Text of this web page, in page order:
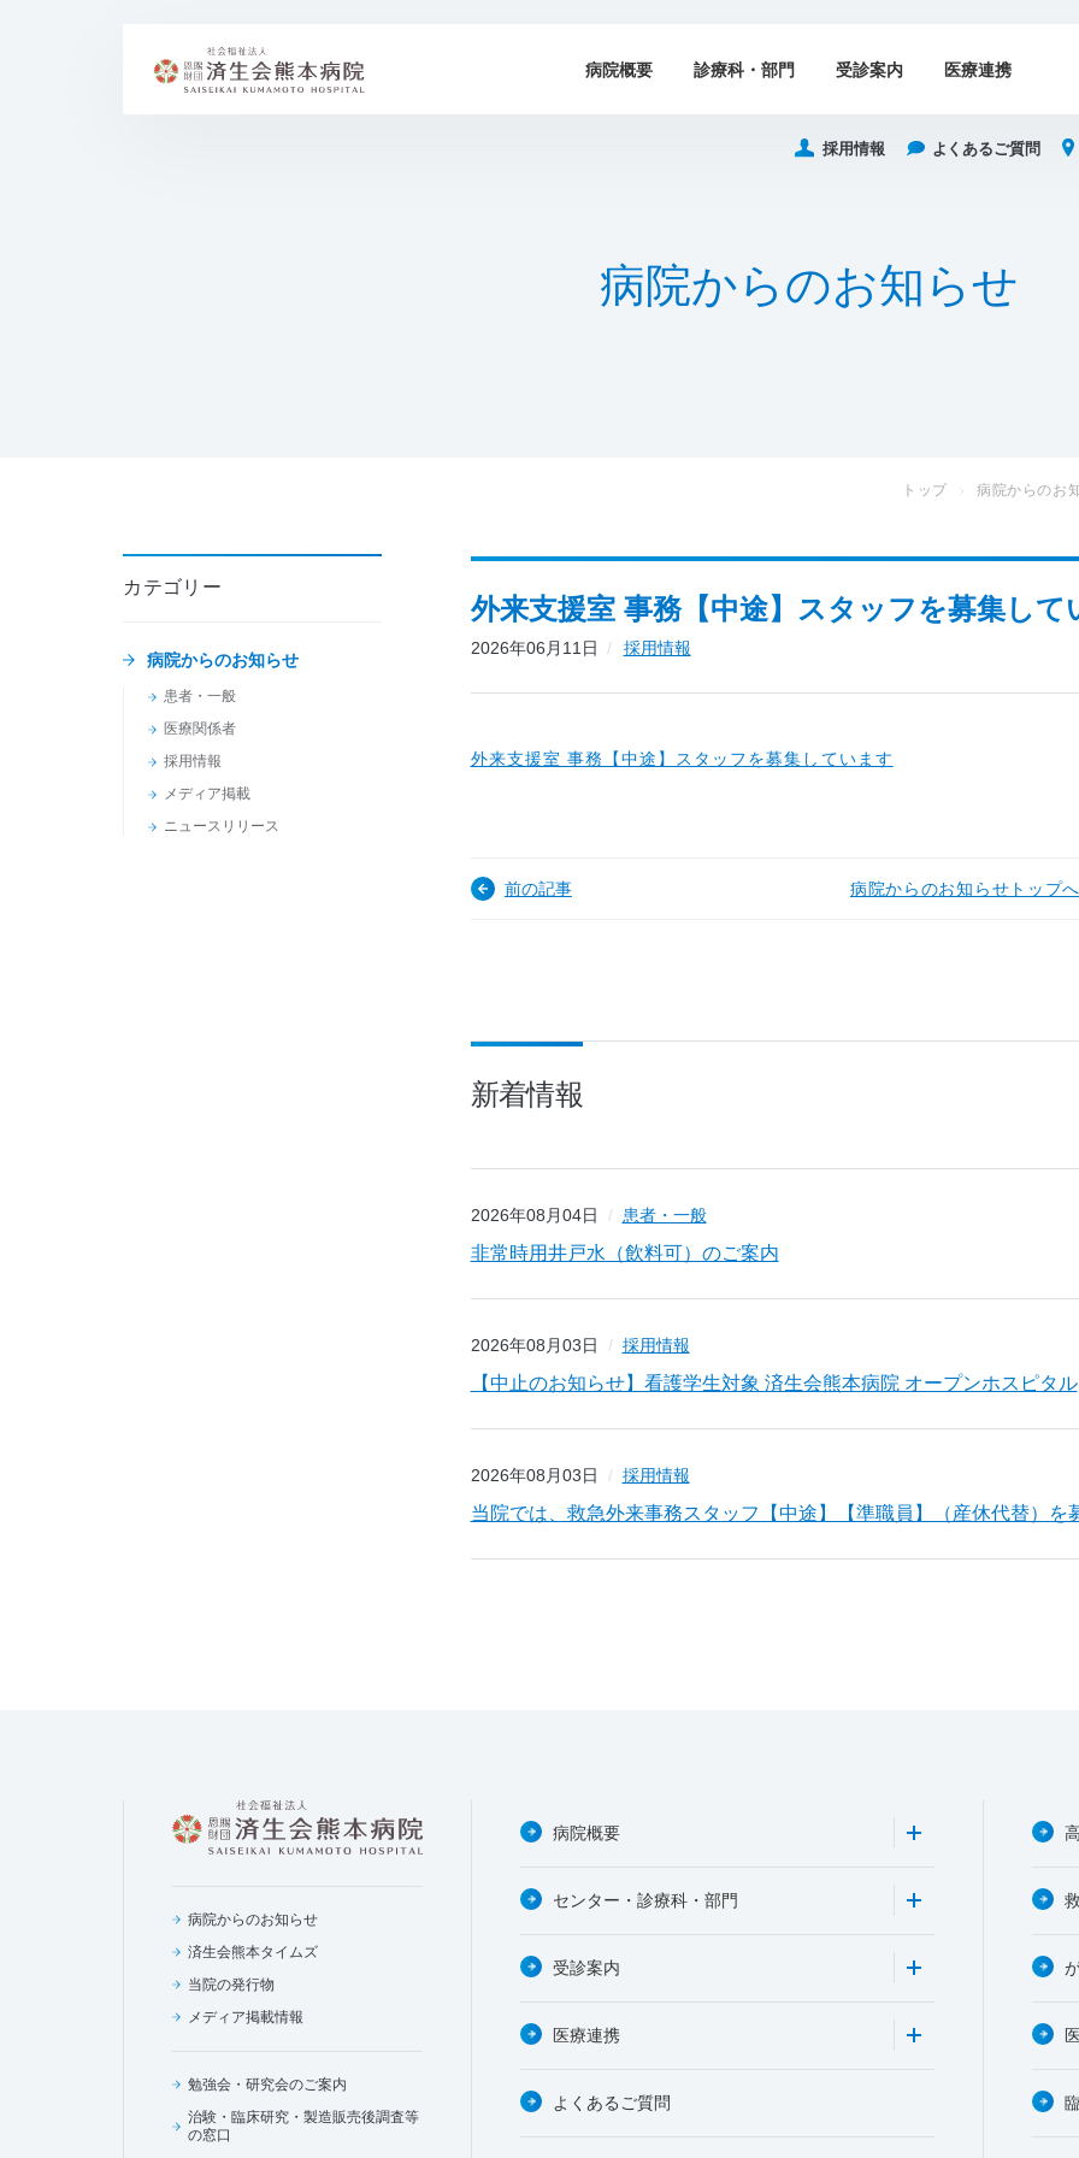
病院概要 診療科・部門 受診案内 医療連携
採用情報 よくあるご質問
病院からのお知 らせ
カテゴリー
病院からのお知らせ
患者・一般
医療関係者
採用情報
メディア掲載
ニュースリリース
トップ 病院からのお
外来支援室 事務【中途】スタッフを募集して
2026年06月11日 採用情報
外来支援室 事務【中途】スタッフを募集しています
前の記事 病院からのお知らせトップ
新着情報
2026年08月04日 患者・一般
非常時用井戸水（飲料可）のご案内
2026年08月03日 採用情報
【中止のお知らせ】看護学生対象 済生会熊本病院 オープンホスピタル
2026年08月03日 採用情報
当院では、救急外来事務スタッフ【中途】【準職員】（産休代替）を
病院からのお知らせ
済生会熊本タイムズ
当院の発行物
メディア掲載情報
勉強会・研究会のご案内
治験・臨床研究・製造販売後調査等
の窓口
病院概要
センター・診療科・部門
受診案内
医療連携
よくあるご質問